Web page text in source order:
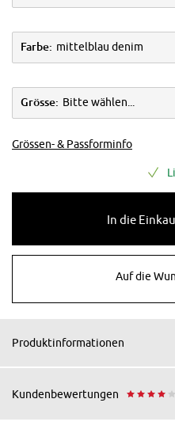
Farbe: mittelblau denim
Grösse: Bitte wählen...
Grössen- & Passforminfo
In die
Auf die
Produktinformationen
Kundenbewertungen